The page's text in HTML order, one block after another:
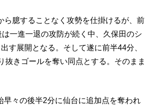
臆することなく攻勢を仕掛けるが、前
一進一退の攻防が続く中、久保田のシ
す展開となる。そして遂に前半44分、
きゴールを奪い同点とする。そのまま
々の後半2分に仙台に追加点を奪われ